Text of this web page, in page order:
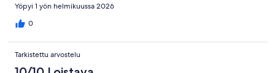
Yöpyi 1 yön helmikuussa 2026
0
Tarkistettu arvostelu